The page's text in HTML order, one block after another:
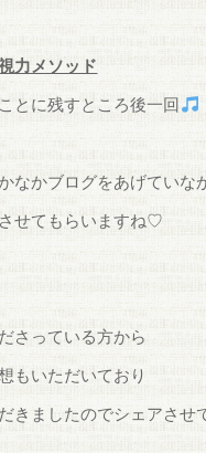
力メソッド
とに残すところ後一回
なかブログをあげていな
せてもらいますね♡
さっている方から
もいただいており
きましたのでシェアさせ